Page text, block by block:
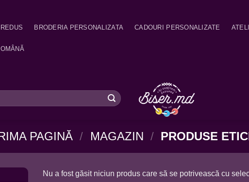
BRODERIA PERSONALIZATA CADOURI PERSONALIZATE
PAGINĂ / MAGAZIN / PRODUSE
Nu a fost găsit niciun produs care să se potrivească cu